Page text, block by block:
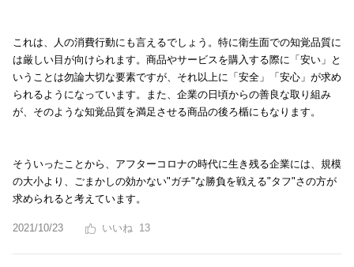
これは、人の消費行動にも言えるでしょう。特に衛生面での知覚品質に
は厳しい目が向けられます。商品やサービスを購入する際に「安い」と
いうことは勿論大切な要素ですが、それ以上に「安全」「安心」が求め
られるようになっています。また、企業の日頃からの善良な取り組み
が、そのような知覚品質を満足させる商品の後ろ楯にもなります。
そういったことから、アフターコロナの時代に生き残る企業には、規模
の大小より、ごまかしの効かない"ガチ"な勝負を戦える"タフ"さの方が
求められると考えています。
2021/10/23 13